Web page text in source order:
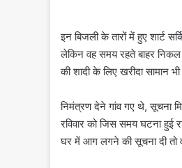
इन बिजली के तारों में हुए शार्ट
लेकिन वह समय रहते बाहर
की शादी के लिए खरीदा सामान
निमंत्रण देने गांव गए थे, सूचना
रविवार को जिस समय घटना
घर में आग लगने की सूचना दी तो